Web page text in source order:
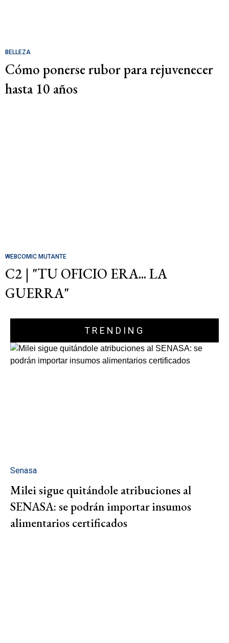
BELLEZA
Cómo ponerse rubor para rejuvenecer
hasta 10 años
WEBCOMIC MUTANTE
C2 | "TU OFICIO ERA... LA
GUERRA"
TRENDING
Senasa
Milei sigue quitándole atribuciones al
SENASA: se podrán importar insumos
alimentarios certificados